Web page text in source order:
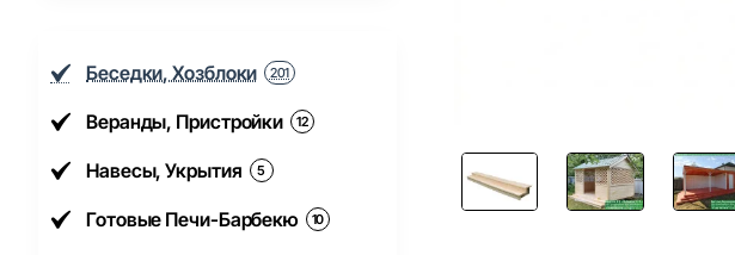
Беседки, Хозблоки 201
Веранды, Пристройки 12
Навесы, Укрытия 5
Готовые Печи-Барбекю 10